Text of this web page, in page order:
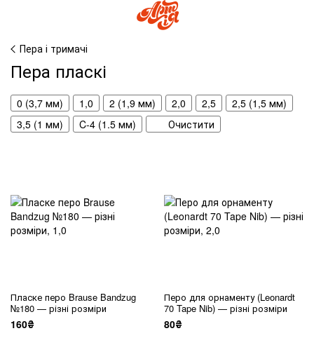
Пера і тримачі
Пера пласкі
0 (3,7 мм) 1,0 2 (1,9 мм) 2,0 2,5
2,5 (1,5 мм)
3,5 (1 мм)
C-4 (1.5 мм) Очистити
Пласке перо Brause Bandzug
№180 — різні розміри
160₴
Перо для орнаменту (Leonardt
70 Tape Nib) — різні розміри
80₴